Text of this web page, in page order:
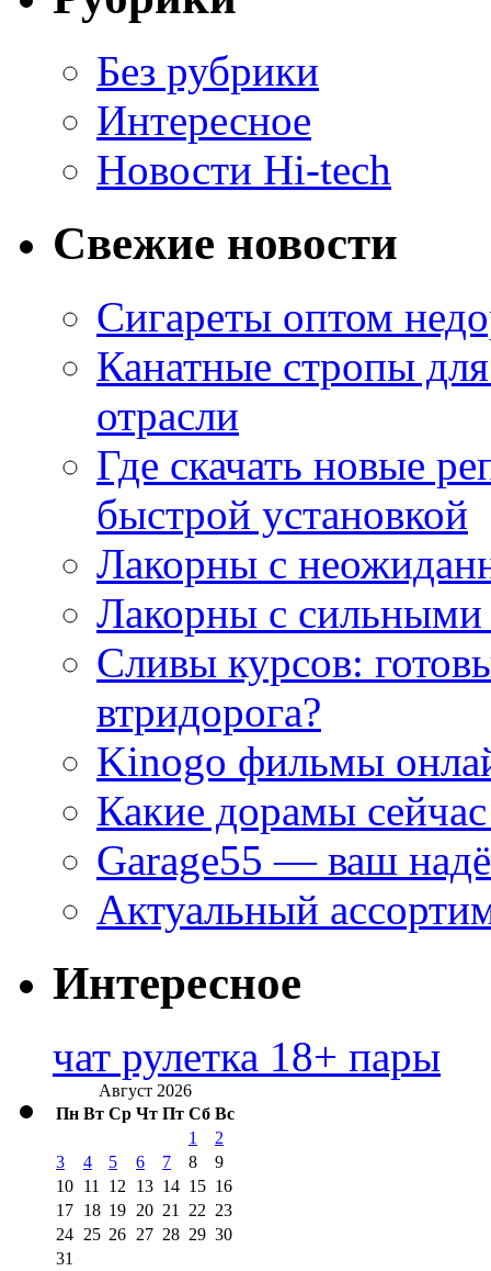
Без рубрики
Интересное
Новости Hi-tech
Свежие новости
Сигареты оптом
Канатные стропы
отрасли
Где скачать новые
быстрой установкой
Лакорны с
Лакорны с сильными
Сливы курсов:
втридорога?
Kinogo фильмы
Какие дорамы
Garage55 — ваш
Актуальный
Интересное
чат рулетка 18+ пары
Август 2026
Пн Вт Ср Чт Пт Сб Вс
1
2
3
4 5 6 7 8
9
10 11 12 13 14 15 16
17 18 19 20 21 22 23
24 25 26 27 28 29 30
31